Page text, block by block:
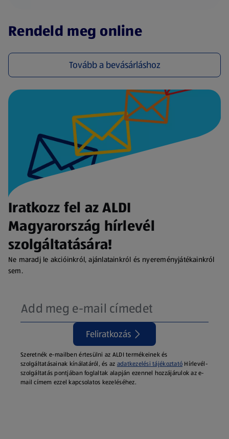
Rendeld meg online
Tovább a bevásárláshoz
(új oldalon nyílik meg)
Iratkozz fel az ALDI
Magyarország hírlevél
szolgáltatására!
Ne maradj le akcióinkról, ajánlatainkról és nyereményjátékainkról
sem.
Feliratkozás
Szeretnék e-mailben értesülni az ALDI termékeinek és
szolgáltatásainak kínálatáról, és az adatkezelési tájékoztató Hírlevél-
szolgáltatás pontjában foglaltak alapján ezennel hozzájárulok az e-
mail címem ezzel kapcsolatos kezeléséhez.